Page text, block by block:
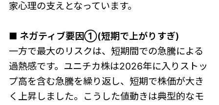
家心理の支えとなっています。
■ ネガティブ要因①(短期で上がりすぎ)
一方で最大のリスクは、短期間での急騰による
過熱感です。ユニチカ株は2026年に入りストッ
プ高を含む急騰を繰り返し、短期で株価が大き
く上昇しました。こうした値動きは典型的なモ